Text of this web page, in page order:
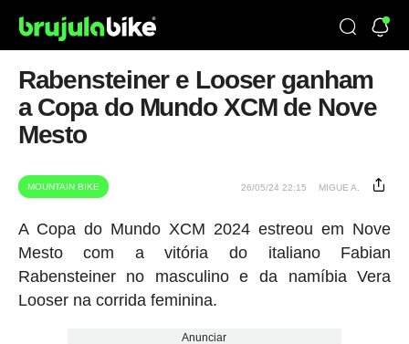
Rabensteiner e Looser ganham
a Copa do Mundo XCM de Nove
Mesto
MOUNTAIN BIKE 26/05/24 22:15 MIGUE A.
A Copa do Mundo XCM 2024 estreou em Nove
Mesto com a vitória do italiano Fabian
Rabensteiner no masculino e da namíbia Vera
Looser na corrida feminina.
Anunciar